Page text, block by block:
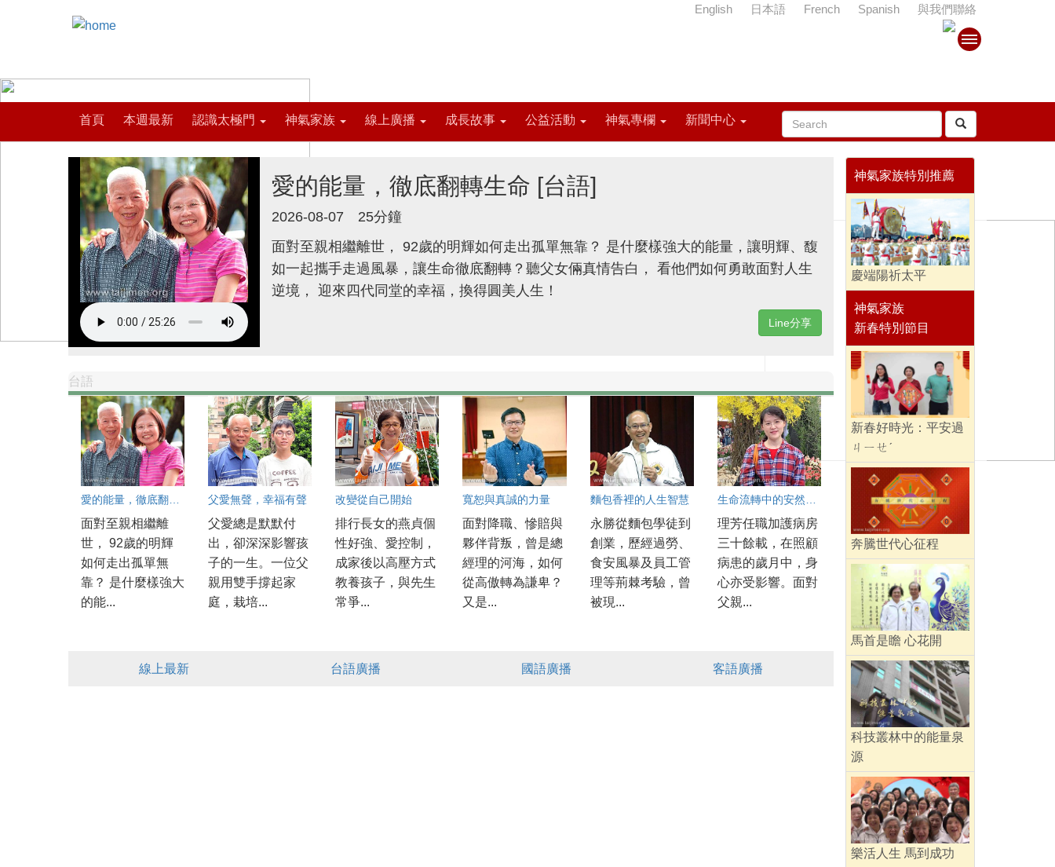
首頁 本週最新 認識太極門 神氣家族 線上廣播 成長故事 公益活動 神氣專欄 新聞中心
English 日本語 French Spanish 與我們聯絡
愛的能量，徹底翻轉生命 [台語]
2026-08-07
25分鐘
面對至親相繼離世， 92歲的明輝如何走出孤單無靠？ 是什麼樣強大的能量，讓明輝、馥
如一起攜手走過風暴，讓生命徹底翻轉？聽父女倆真情告白， 看他們如何勇敢面對人生
逆境， 迎來四代同堂的幸福，換得圓美人生！
Line分享
台語
面對至親相繼離
世， 92歲的明輝
如何走出孤單無
靠？ 是什麼樣強大
的能...
父愛無聲，幸福有聲
父愛總是默默付
出，卻深深影響孩
子的一生。一位父
親用雙手撐起家
庭，栽培...
改變從自己開始
排行長女的燕貞個
性好強、愛控制，
成家後以高壓方式
教養孩子，與先生
常爭...
寬恕與真誠的力量
面對降職、慘賠與
夥伴背叛，曾是總
經理的河海，如何
從高傲轉為謙卑？
又是...
麵包香裡的人生智慧
永勝從麵包學徒到
創業，歷經過勞、
食安風暴及員工管
理等荊棘考驗，曾
被現...
理芳任職加護病房
三十餘載，在照顧
病患的歲月中，身
心亦受影響。面對
父親...
線上最新 台語廣播 國語廣播 客語廣播
神氣家族特別推薦
慶端陽祈太平
神氣家族
新春特別節目
新春好時光：平安過
ㄐㄧㄝˊ
奔騰世代心征程
馬首是瞻 心花開
科技叢林中的能量泉
源
樂活人生 馬到成功